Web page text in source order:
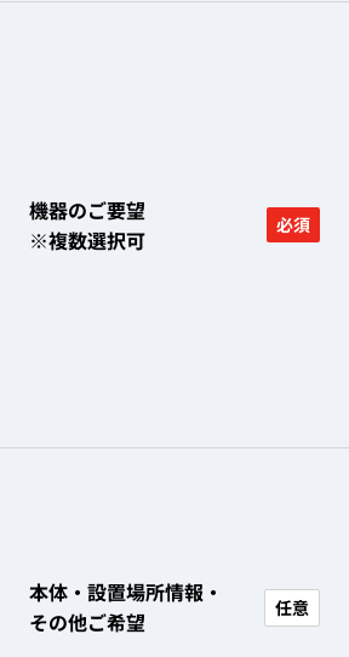
機器のご要望
※複数選択可
必須
本体・設置場所情報・
その他ご希望
任意